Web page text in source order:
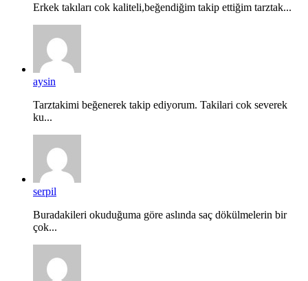
Erkek takıları cok kaliteli,beğendiğim takip ettiğim tarztak...
aysin
Tarztakimi beğenerek takip ediyorum. Takilari cok severek
ku...
serpil
Buradakileri okuduğuma göre aslında saç dökülmelerin bir
çok...